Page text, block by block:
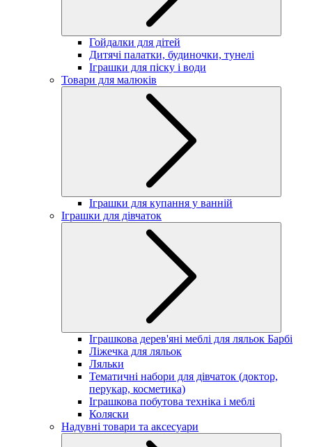
Гойдалки для дітей
Дитячі палатки, будиночки, тунелі
Іграшки для піску і води
Товари для малюків
Іграшки для купання у ванній
Іграшки для дівчаток
Іграшкова дерев'яні меблі для ляльок Барбі
Ліжечка для ляльок
Ляльки
Тематичні набори для дівчаток (доктор,
перукар, косметика)
Іграшкова побутова техніка і меблі
Коляски
Надувні товари та аксесуари